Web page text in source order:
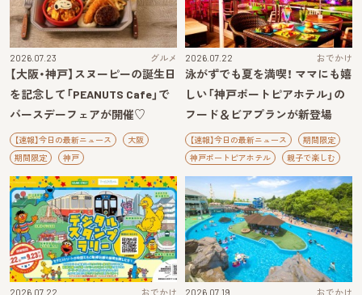
2026.07.23 グルメ
【大阪・神戸】スヌーピーの誕生日
を記念して「PEANUTS Cafe」で
バースデーフェアが開催♡
【速報】今日の最新ニュース
大阪
期間限定
神戸
2026.07.22 おでかけ
泳がずでも夏を満喫！ ママにも嬉
しい「神戸ポートピアホテル」の
フード＆ビアプランが新登場
【速報】今日の最新ニュース
期間限定
神戸ポートピアホテル
親子で楽しむ
2026.07.22 おでかけ 2026.07.19 おでかけ